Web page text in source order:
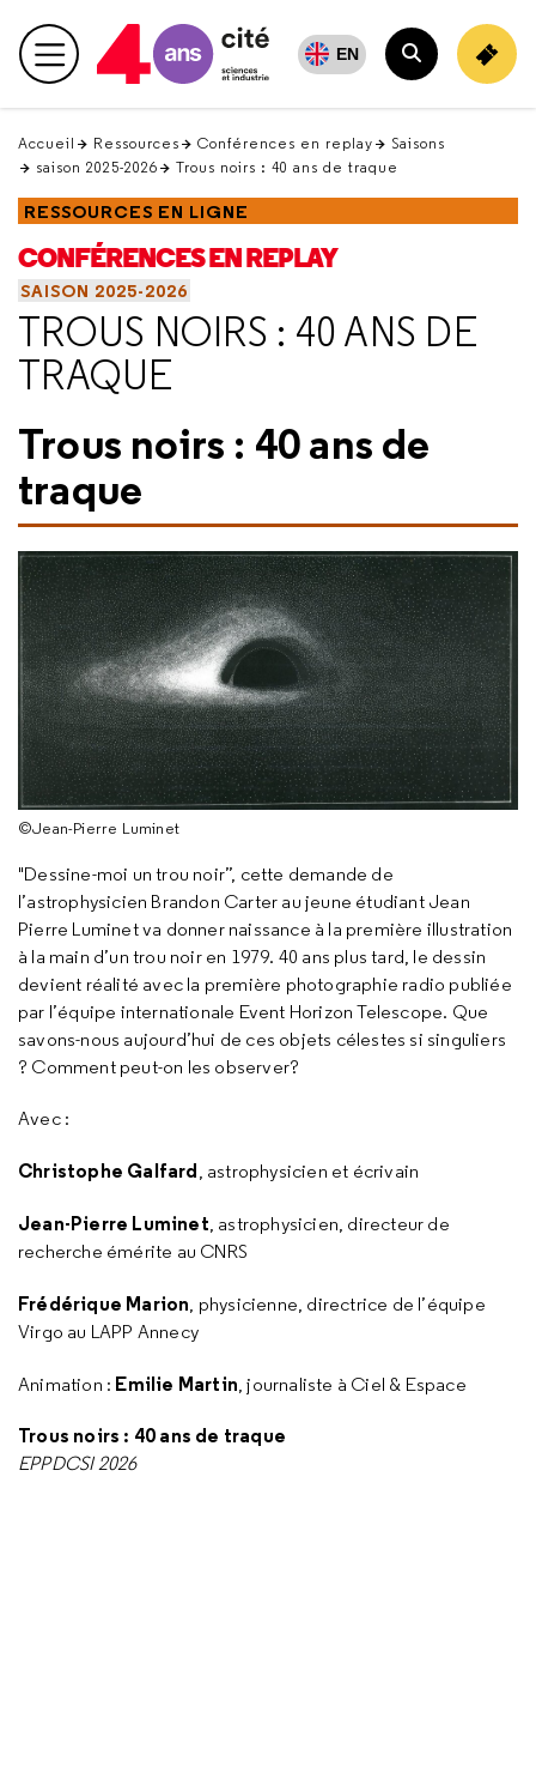
en
haut Menu principal EN
Rechercher
Accueil Ressources Conférences en replay
Saisons
saison 2025-2026
Trous noirs : 40 ans de traque
RESSOURCES EN LIGNE
CONFÉRENCES EN REPLAY
SAISON 2025-2026
TROUS NOIRS : 40 ANS DE
TRAQUE
Trous noirs : 40 ans de
traque
©Jean-Pierre Luminet
"Dessine-moi un trou noir”, cette demande de
l’astrophysicien Brandon Carter au jeune étudiant Jean
Pierre Luminet va donner naissance à la première illustration
à la main d’un trou noir en 1979. 40 ans plus tard, le dessin
devient réalité avec la première photographie radio publiée
par l’équipe internationale Event Horizon Telescope. Que
savons-nous aujourd’hui de ces objets célestes si singuliers
? Comment peut-on les observer?
Avec :
Christophe Galfard , astrophysicien et écrivain
Jean-Pierre Luminet , astrophysicien, directeur de
recherche émérite au CNRS
Frédérique Marion , physicienne, directrice de l’équipe
Virgo au LAPP Annecy
Animation : Emilie Martin , journaliste à Ciel & Espace
Trous noirs : 40 ans de traque
EPPDCSI 2026